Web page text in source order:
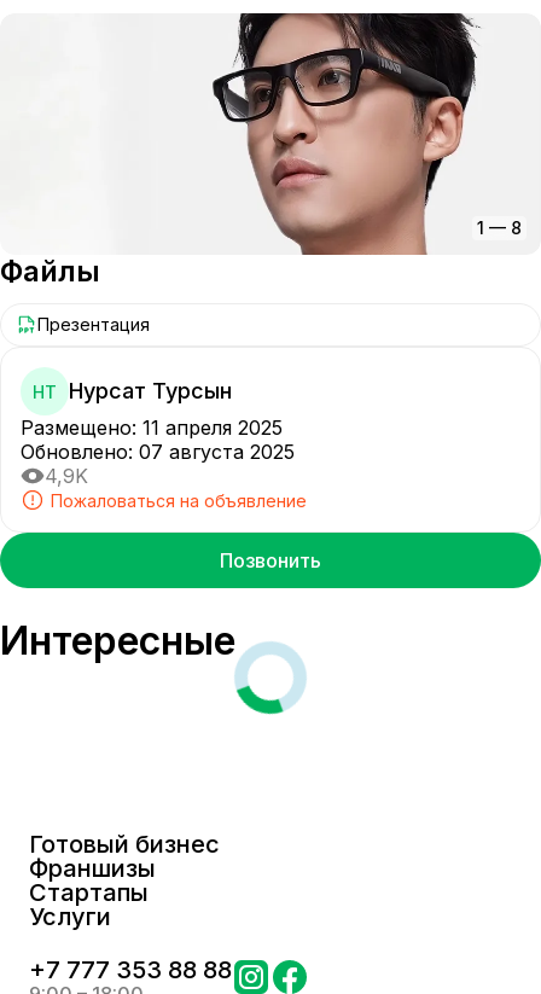
1 — 8
Файлы
Презентация
НТ Нурсат Турсын
Размещено: 11 апреля 2025
Обновлено: 07 августа 2025
4,9K
Пожаловаться на объявление
Позвонить
Интересные
Готовый бизнес
Франшизы
Стартапы
Услуги
+7 777 353 88 88